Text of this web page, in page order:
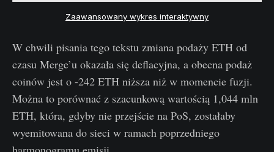
Zaawansowany wykres interaktywny
W chwili pisania tego tekstu zmiana podaży ETH od
czasu Merge’u okazała się deflacyjna, a obecna podaż
coinów jest o -242 ETH niższa niż w momencie fuzji.
Można to porównać z szacunkową wartością 1,044 mln
ETH, która, gdyby nie przejście na PoS, zostałaby
wyemitowana do sieci w ramach poprzedniego